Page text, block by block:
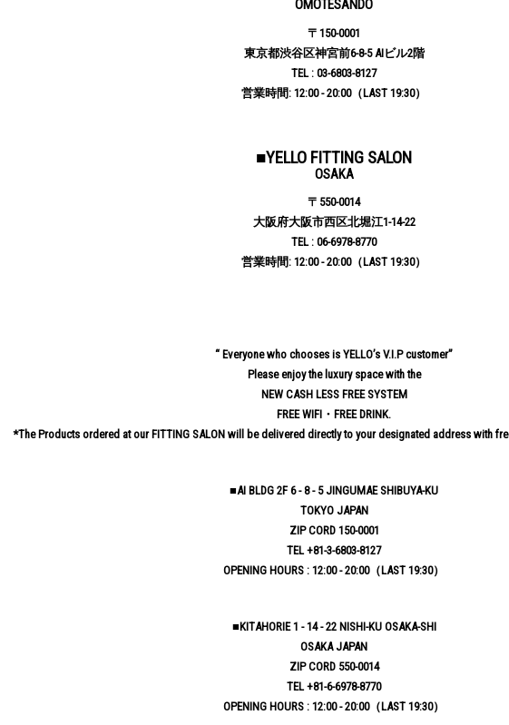
OMOTESANDO
〒150-0001
東京都渋谷区神宮前6-8-5 AIビル2階
TEL : 03-6803-8127
営業時間: 12:00 - 20:00（LAST 19:30）
■YELLO FITTING SALON
OSAKA
〒550-0014
大阪府大阪市西区北堀江1-14-22
TEL : 06-6978-8770
営業時間: 12:00 - 20:00（LAST 19:30）
“ Everyone who chooses is YELLO’s V.I.P customer”
Please enjoy the luxury space with the
NEW CASH LESS FREE SYSTEM
FREE WIFI・FREE DRINK.
*The Products ordered at our FITTING SALON will be delivered directly to your designated address with
■AI BLDG 2F 6 - 8 - 5 JINGUMAE SHIBUYA-KU
TOKYO JAPAN
ZIP CORD 150-0001
TEL +81-3-6803-8127
OPENING HOURS : 12:00 - 20:00（LAST 19:30）
■KITAHORIE 1 - 14 - 22 NISHI-KU OSAKA-SHI
OSAKA JAPAN
ZIP CORD 550-0014
TEL +81-6-6978-8770
OPENING HOURS : 12:00 - 20:00（LAST 19:30）